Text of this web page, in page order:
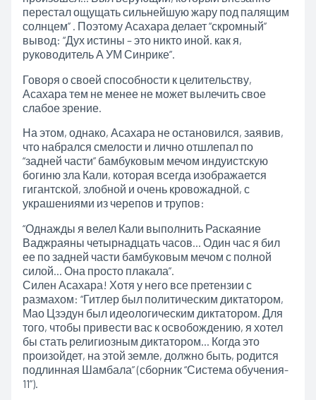
перестал ощущать сильнейшую жару под палящим
солнцем” . Поэтому Асахара делает “скромный”
вывод: “Дух истины – это никто иной. как я,
руководитель А УМ Синрике”.
Говоря о своей способности к целительству,
Асахара тем не менее не может вылечить свое
слабое зрение.
На этом, однако, Асахара не остановился, заявив,
что набрался смелости и лично отшлепал по
“задней части” бамбуковым мечом индуистскую
богиню зла Кали, которая всегда изображается
гигантской, злобной и очень кровожадной, с
украшениями из черепов и трупов:
“Однажды я велел Кали выполнить Раскаяние
Ваджраяны четырнадцать часов… Один час я бил
ее по задней части бамбуковым мечом с полной
силой… Она просто плакала”.
Силен Асахара! Хотя у него все претензии с
размахом: “Гитлер был политическим диктатором,
Мао Цзэдун был идеологическим диктатором. Для
того, чтобы привести вас к освобождению, я хотел
бы стать религиозным диктатором… Когда это
произойдет, на этой земле, должно быть, родится
подлинная Шамбала” (сборник “Система обучения-
11”).